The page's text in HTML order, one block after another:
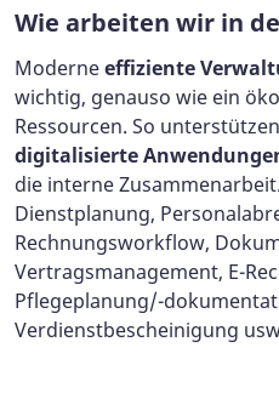
Wie arbeiten wir in
Moderneeffiziente
wichtig, genauso wie ein
Ressourcen. So
digitalisierte
die interne
Dienstplanung,
Rechnungsworkflow,
Vertragsmanagement, E-
Pflegeplanung/-
Verdienstbescheinigung